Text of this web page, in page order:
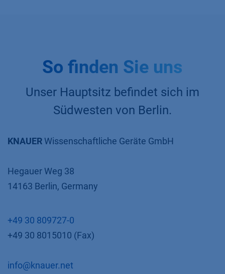
So finden Sie uns
Unser Hauptsitz befindet sich im
Südwesten von Berlin.
KNAUER Wissenschaftliche Geräte GmbH
Hegauer Weg 38
14163 Berlin, Germany
+49 30 809727-0
+49 30 8015010 (Fax)
info@knauer.net